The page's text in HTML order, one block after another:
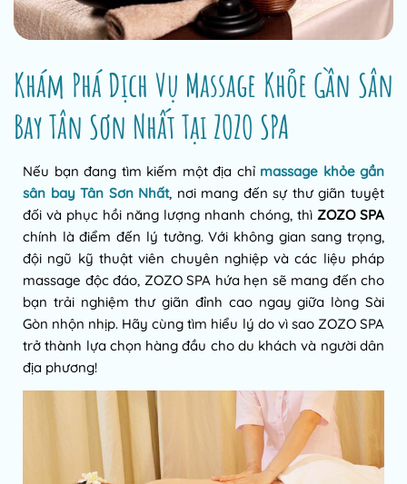
Khám Phá Dịch Vụ Massage KhỏeGần Sân
Bay Tân Sơn Nhất Tại ZOZO SPA
Nếu bạn đang tìm kiếm một địa chỉ massage khỏe gần
sân bay Tân Sơn Nhất, nơi mang đến sự thư giãn tuyệt
đối và phục hồi năng lượng nhanh chóng, thì ZOZO SPA
chính là điểm đến lý tưởng. Với không gian sang trọng,
đội ngũ kỹ thuật viên chuyên nghiệp và các liệu pháp
massage độc đáo, ZOZO SPA hứa hẹn sẽ mang đến cho
bạn trải nghiệm thư giãn đỉnh cao ngay giữa lòng Sài
Gòn nhộn nhịp. Hãy cùng tìm hiểu lý do vì sao ZOZO SPA
trở thành lựa chọn hàng đầu cho du khách và người dân
địa phương!